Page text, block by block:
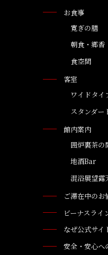
お食事
寛ぎの膳
朝食・郷香
食空間
客室
ワイドタイ
スタンダー
館内案内
囲炉裏茶の
地酒Bar
混浴展望露
ご滞在中のお
ビーナスライ
なぜ公式サイ
安全・安心へ